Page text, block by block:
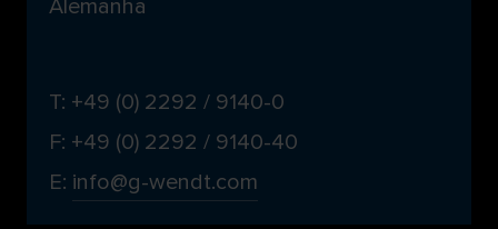
Alemanha
T: +49 (0) 2292 / 9140-0
F: +49 (0) 2292 / 9140-40
E: info@g-wendt.com